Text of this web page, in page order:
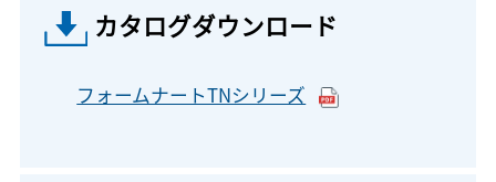
カタログダウンロード
フォームナートTNシリーズ